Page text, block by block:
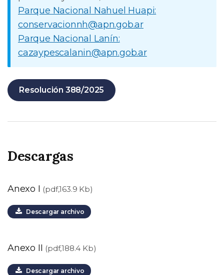
Parque Nacional Nahuel Huapi:
conservacionnh@apn.gob.ar
Parque Nacional Lanín:
cazaypescalanin@apn.gob.ar
Resolución 388/2025
Descargas
Anexo I (pdf,163.9 Kb)
Descargar archivo
Anexo II (pdf,188.4 Kb)
Descargar archivo